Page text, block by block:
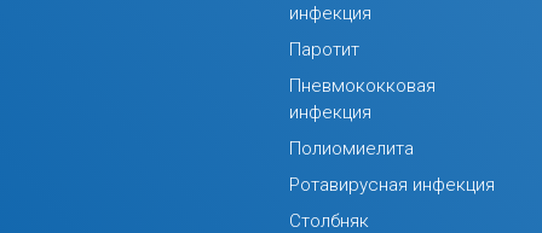
инфекция
Паротит
Пневмококковая
инфекция
Полиомиелита
Ротавирусная инфекция
Столбняк